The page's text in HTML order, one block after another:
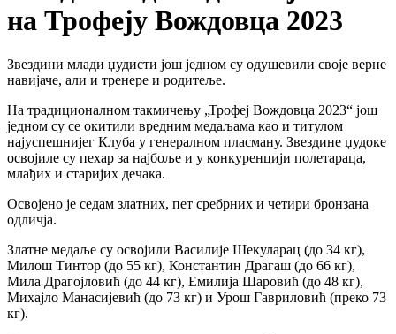
на Трофеју Вождовца 2023
Звездини млади џудисти још једном су одушевили своје верне
навијаче, али и тренере и родитеље.
На традиционалном такмичењу „Трофеј Вождовца 2023“ још
једном су се окитили вредним медаљама као и титулом
најуспешнијег Клуба у генералном пласману. Звездине џудоке
освојиле су пехар за најбоље и у конкуренцији полетараца,
млађих и старијих дечака.
Освојено је седам златних, пет сребрних и четири бронзана
одличја.
Златне медаље су освојили Василије Шекуларац (до 34 кг),
Милош Тинтор (до 55 кг), Константин Драгаш (до 66 кг),
Мила Драгојловић (до 44 кг), Емилија Шаровић (до 48 кг),
Михајло Манасијевић (до 73 кг) и Урош Гавриловић (преко 73
кг).